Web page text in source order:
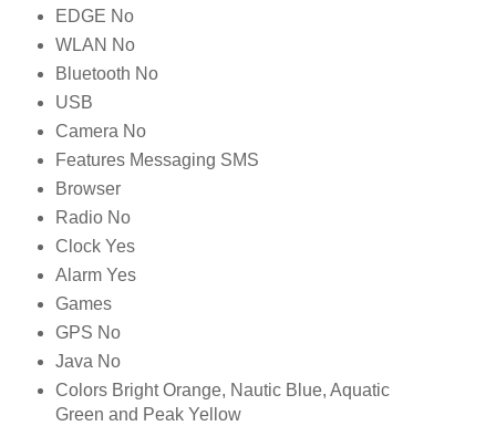
EDGE No
WLAN No
Bluetooth No
USB
Camera No
Features Messaging SMS
Browser
Radio No
Clock Yes
Alarm Yes
Games
GPS No
Java No
Colors Bright Orange, Nautic Blue, Aquatic
Green and Peak Yellow